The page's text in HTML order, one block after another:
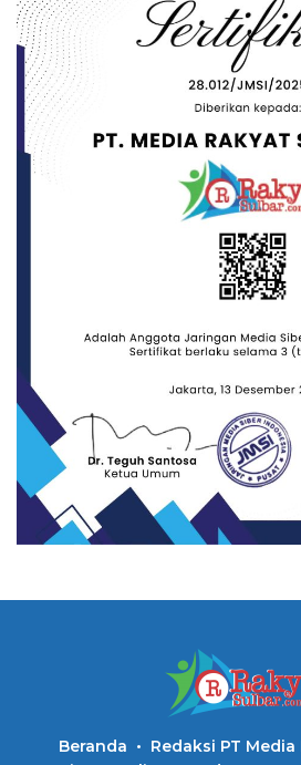
Beranda
Redaksi PT